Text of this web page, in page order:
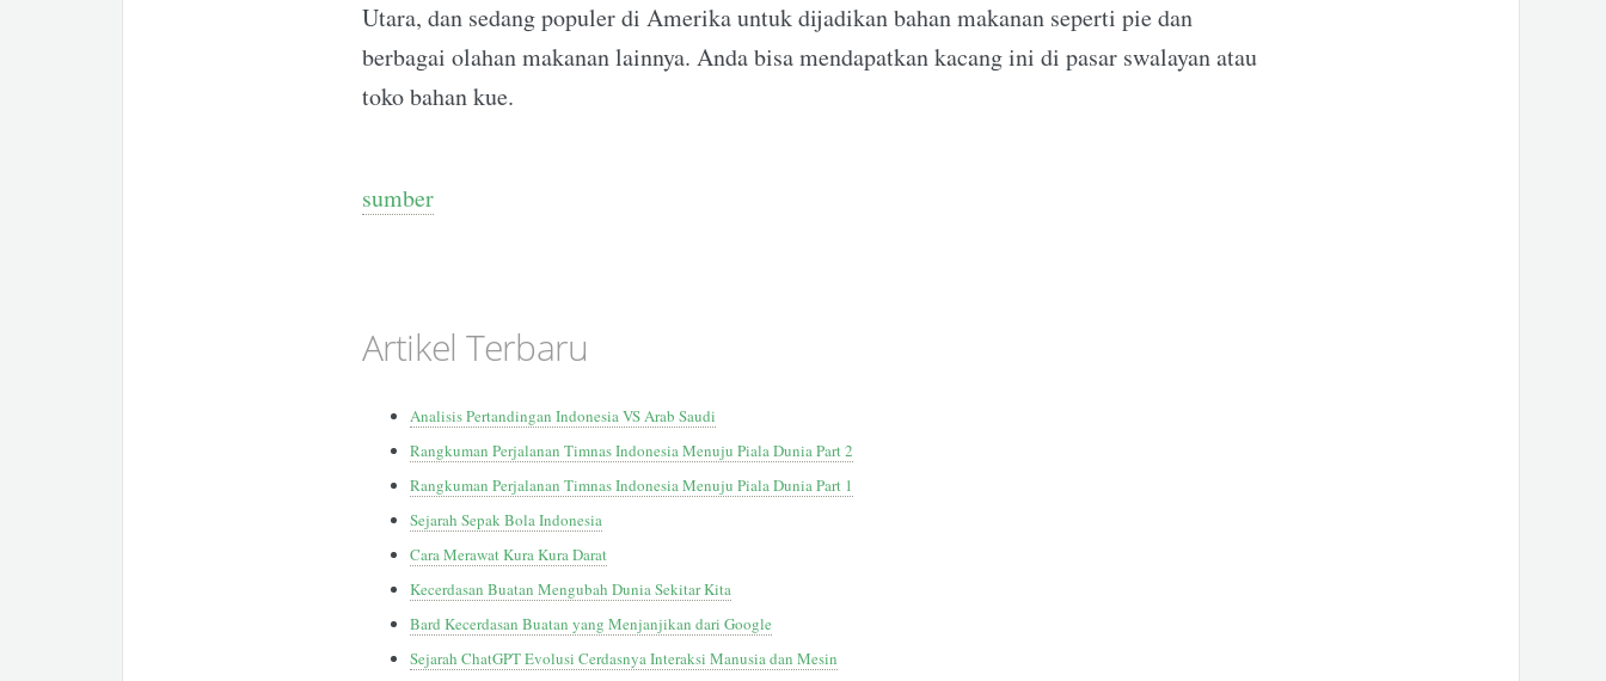
Utara, dan sedang populer di Amerika untuk dijadikan bahan makanan seperti pie dan
berbagai olahan makanan lainnya. Anda bisa mendapatkan kacang ini di pasar swalayan atau
toko bahan kue.
sumber
Artikel Terbaru
Analisis Pertandingan Indonesia VS Arab Saudi
Rangkuman Perjalanan Timnas Indonesia Menuju Piala Dunia Part 2
Rangkuman Perjalanan Timnas Indonesia Menuju Piala Dunia Part 1
Sejarah Sepak Bola Indonesia
Cara Merawat Kura Kura Darat
Kecerdasan Buatan Mengubah Dunia Sekitar Kita
Bard Kecerdasan Buatan yang Menjanjikan dari Google
Sejarah ChatGPT Evolusi Cerdasnya Interaksi Manusia dan Mesin